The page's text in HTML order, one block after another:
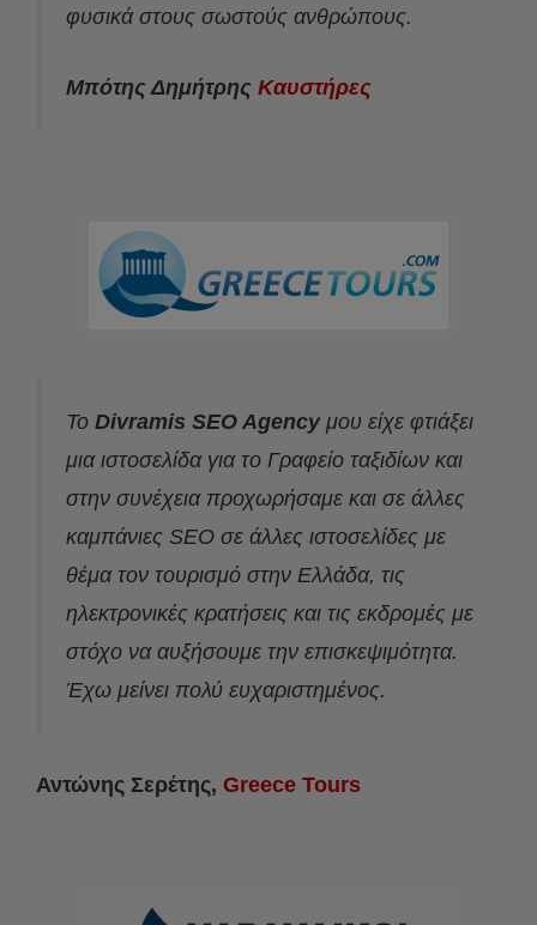
φυσικά στους σωστούς ανθρώπους.
Μπότης Δημήτρης Καυστήρες
Το Divramis SEO Agency μου είχε φτιάξει
μια ιστοσελίδα για το Γραφείο ταξιδίων και
στην συνέχεια προχωρήσαμε και σε άλλες
καμπάνιες SEO σε άλλες ιστοσελίδες με
θέμα τον τουρισμό στην Ελλάδα, τις
ηλεκτρονικές κρατήσεις και τις εκδρομές με
στόχο να αυξήσουμε την επισκεψιμότητα.
Έχω μείνει πολύ ευχαριστημένος.
Αντώνης Σερέτης, Greece Tours